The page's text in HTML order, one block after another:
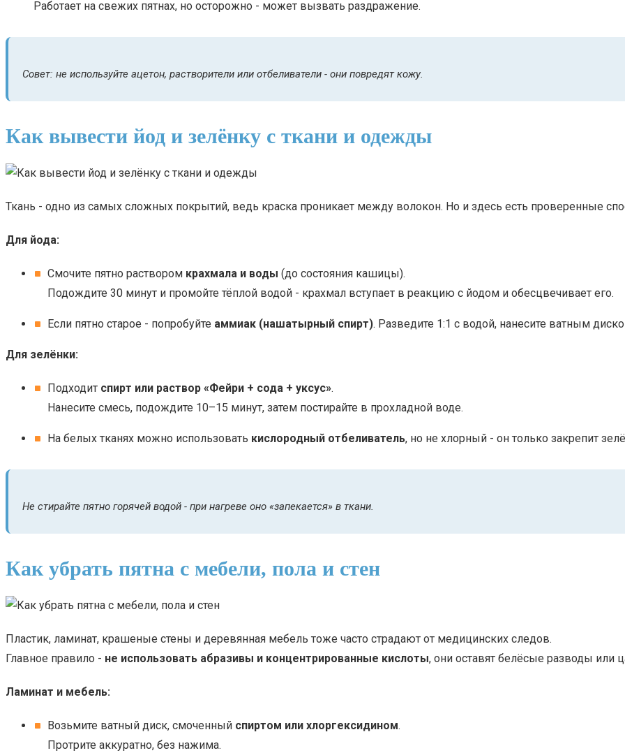
Работает на свежих пятнах, но осторожно - может вызвать раздражение.
Совет: не используйте ацетон, растворители или отбеливатели - они повредят кожу.
Как вывести йод и зелёнку с ткани и одежды
Ткань - одно из самых сложных покрытий, ведь краска проникает между волокон. Но и здесь есть проверенные
Для йода:
Смочите пятно раствором крахмала и воды (до состояния кашицы).
Подождите 30 минут и промойте тёплой водой - крахмал вступает в реакцию с йодом и обесцвечивает его.
Если пятно старое - попробуйте аммиак (нашатырный спирт). Разведите 1:1 с водой, нанесите ватным
Для зелёнки:
Подходит спирт или раствор «Фейри + сода + уксус».
Нанесите смесь, подождите 10–15 минут, затем постирайте в прохладной воде.
На белых тканях можно использовать кислородный отбеливатель, но не хлорный - он только закрепит
Не стирайте пятно горячей водой - при нагреве оно «запекается» в ткани.
Как убрать пятна с мебели, пола и стен
Пластик, ламинат, крашеные стены и деревянная мебель тоже часто страдают от медицинских следов.
Главное правило - не использовать абразивы и концентрированные кислоты, они оставят белёсые разводы или
Ламинат и мебель:
Возьмите ватный диск, смоченный спиртом или хлоргексидином.
Протрите аккуратно, без нажима.